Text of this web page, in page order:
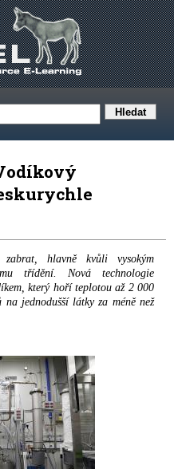
zabrat, hlavně kvůli vysokým
třídění. Nová technologie
který hoří teplotou až 2 000
jednodušší látky za méně než